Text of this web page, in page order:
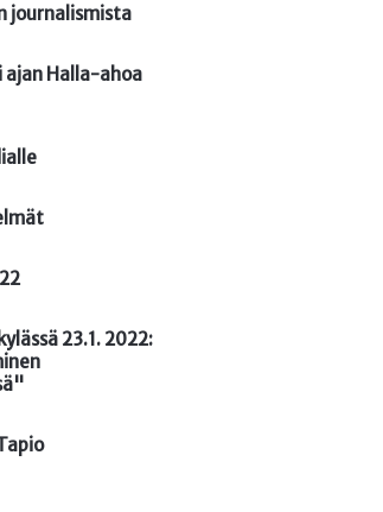
journalismista
ajan Halla-ahoa
23.1. 2022: